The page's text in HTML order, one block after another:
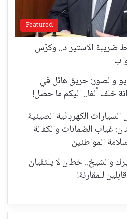
Featured
ضريبة الاستيراد.. وكرّس
والصور: حريق هائل في
خلف ألفا.. اليكم ما حصل!
الكهربائية الصينية
غياب الضمانات والكفالة
المواطنين
والشيخ.. خطان لا يلتقيان
للمقارنة!